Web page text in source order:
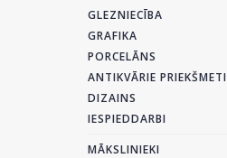
GLEZNIECĪBA
GRAFIKA
PORCELĀNS
ANTIKVĀRIE PRIEKŠMETI
DIZAINS
IESPIEDDARBI
MĀKSLINIEKI